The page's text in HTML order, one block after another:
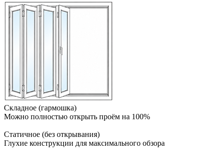
Складное (гармошка)
Можно полностью открыть проём на 100%
Статичное (без открывания)
Глухие конструкции для максимального обзора